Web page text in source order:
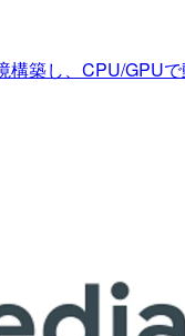
構築し、CPU/GPUで